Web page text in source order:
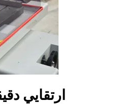
ارتقايي